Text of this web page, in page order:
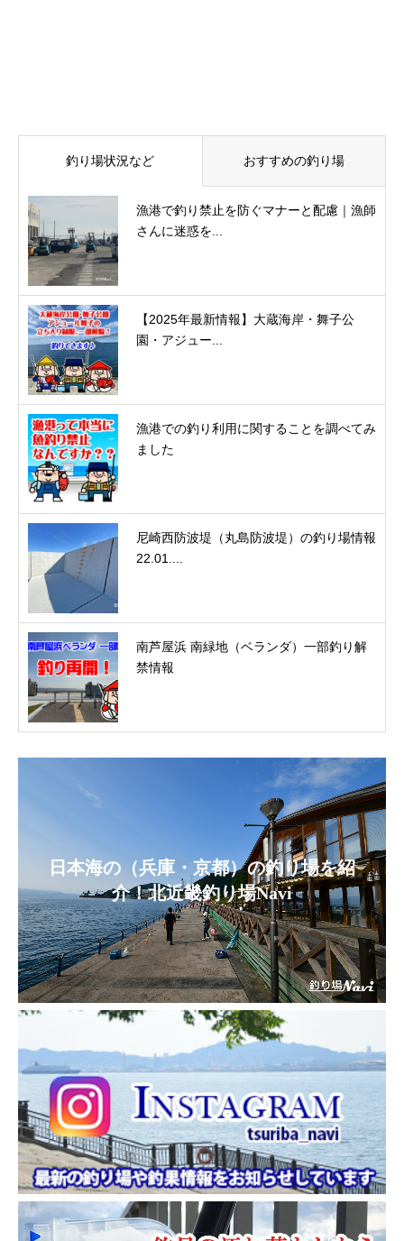
釣り場状況など おすすめの釣り場
漁港で釣り禁止を防ぐマナーと配慮｜漁師
さんに迷惑を...
【2025年最新情報】大蔵海岸・舞子公
園・アジュー...
漁港での釣り利用に関することを調べてみ
ました
尼崎西防波堤（丸島防波堤）の釣り場情報
22.01....
南芦屋浜 南緑地（ベランダ）一部釣り解
禁情報
日本海の（兵庫・京都）の釣り場を紹
介！北近畿釣り場Navi